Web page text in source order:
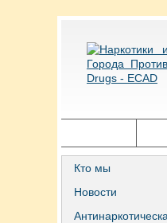
Кто мы
Новости